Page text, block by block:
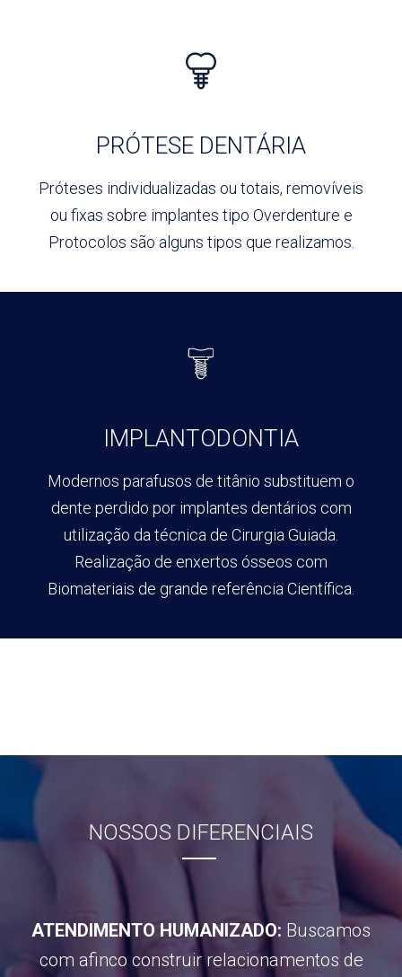
PRÓTESE DENTÁRIA
Próteses individualizadas ou totais, removíveis
ou fixas sobre implantes tipo Overdenture e
Protocolos são alguns tipos que realizamos.
IMPLANTODONTIA
Modernos parafusos de titânio substituem o
dente perdido por implantes dentários com
utilização da técnica de Cirurgia Guiada.
Realização de enxertos ósseos com
Biomateriais de grande referência Científica.
NOSSOS DIFERENCIAIS
ATENDIMENTO HUMANIZADO: Buscamos
com afinco construir relacionamentos de